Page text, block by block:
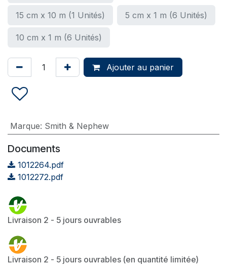
15 cm x 10 m (1 Unités) 5 cm x 1 m (6 Unités)
10 cm x 1 m (6 Unités)
Ajouter au panier
Marque: Smith & Nephew
Documents
1012264.pdf
1012272.pdf
Livraison 2 - 5 jours ouvrables
Livraison 2 - 5 jours ouvrables (en quantité limitée)